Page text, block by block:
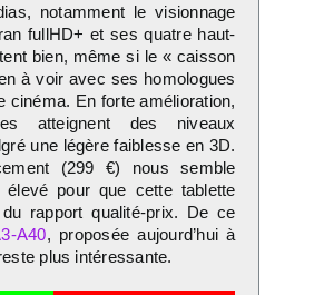
notamment le visionnage
fullHD+ et ses quatre haut-
bien, même si le « caisson
à voir avec ses homologues
cinéma. En forte amélioration,
atteignent des niveaux
une légère faiblesse en 3D.
(299 €) nous semble
élevé pour que cette tablette
rapport qualité-prix. De ce
A40, proposée aujourd’hui à
plus intéressante.